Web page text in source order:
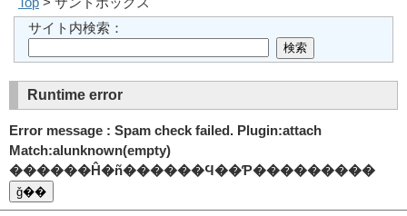
サイト内検索：
Runtime error
Error message : Spam check failed. Plugin:attach
Match:alunknown(empty)
������Ĥ�ñ������Ϥ��Ƥ���������